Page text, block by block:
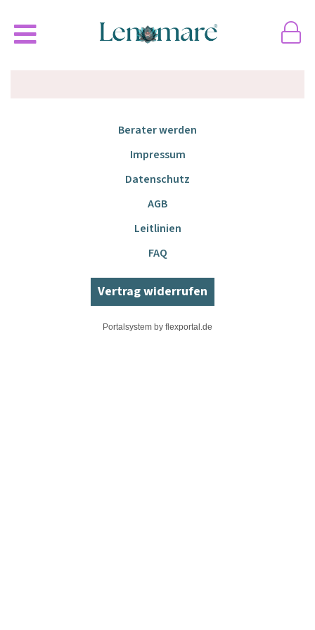
Berater werden
Impressum
Datenschutz
AGB
Leitlinien
FAQ
Vertrag widerrufen
Portalsystem by flexportal.de